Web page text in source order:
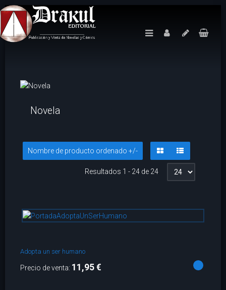
Novela
Nombre de producto ordenado +/-
Resultados 1 - 24 de 24
Adopta un ser humano
Precio de venta: 11,95 €